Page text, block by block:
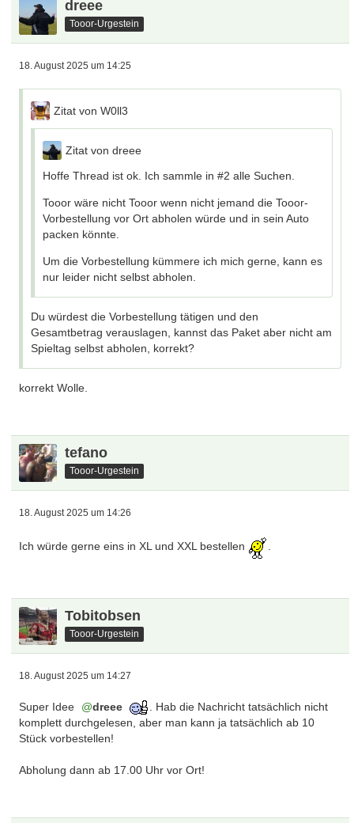
dreee
Tooor-Urgestein
18. August 2025 um 14:25
Zitat von W0ll3
Zitat von dreee
Hoffe Thread ist ok. Ich sammle in #2 alle Suchen.
Tooor wäre nicht Tooor wenn nicht jemand die Tooor-
Vorbestellung vor Ort abholen würde und in sein Auto
packen könnte.
Um die Vorbestellung kümmere ich mich gerne, kann es
nur leider nicht selbst abholen.
Du würdest die Vorbestellung tätigen und den
Gesamtbetrag verauslagen, kannst das Paket aber nicht am
Spieltag selbst abholen, korrekt?
korrekt Wolle.
tefano
Tooor-Urgestein
18. August 2025 um 14:26
Ich würde gerne eins in XL und XXL bestellen .
Tobitobsen
Tooor-Urgestein
18. August 2025 um 14:27
Super Idee dreee
. Hab die Nachricht tatsächlich nicht
komplett durchgelesen, aber man kann ja tatsächlich ab 10
Stück vorbestellen!
Abholung dann ab 17.00 Uhr vor Ort!